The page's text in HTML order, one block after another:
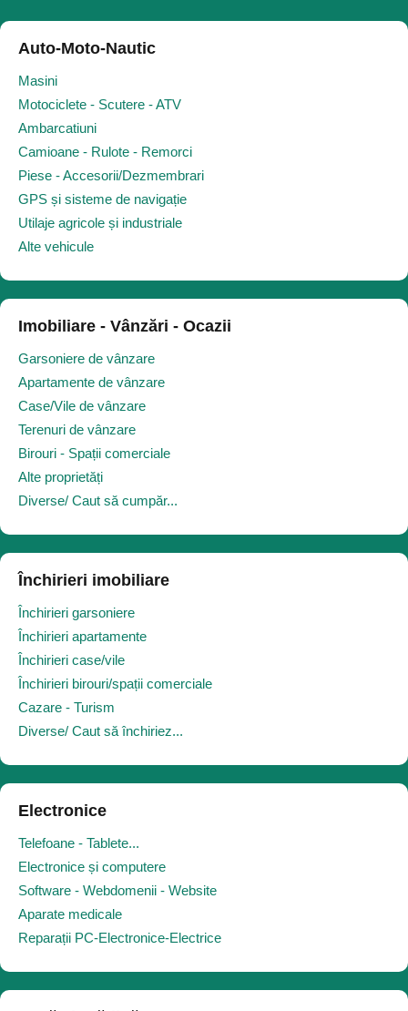
Auto-Moto-Nautic
Masini
Motociclete - Scutere - ATV
Ambarcatiuni
Camioane - Rulote - Remorci
Piese - Accesorii/Dezmembrari
GPS și sisteme de navigație
Utilaje agricole și industriale
Alte vehicule
Imobiliare - Vânzări - Ocazii
Garsoniere de vânzare
Apartamente de vânzare
Case/Vile de vânzare
Terenuri de vânzare
Birouri - Spații comerciale
Alte proprietăți
Diverse/ Caut să cumpăr...
Închirieri imobiliare
Închirieri garsoniere
Închirieri apartamente
Închirieri case/vile
Închirieri birouri/spații comerciale
Cazare - Turism
Diverse/ Caut să închiriez...
Electronice
Telefoane - Tablete...
Electronice și computere
Software - Webdomenii - Website
Aparate medicale
Reparații PC-Electronice-Electrice